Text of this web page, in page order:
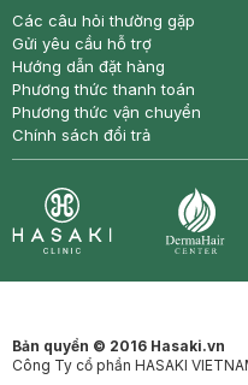
Các câu hỏi thường gặp
Gửi yêu cầu hỗ trợ
Hướng dẫn đặt hàng
Phương thức thanh toán
Phương thức vận chuyển
Chính sách đổi trả
Bản quyền © 2016 Hasaki.vn
Công Ty cổ phần HASAKI